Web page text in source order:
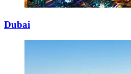
Dubai